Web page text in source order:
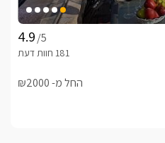
/5
החל מ- ₪2000